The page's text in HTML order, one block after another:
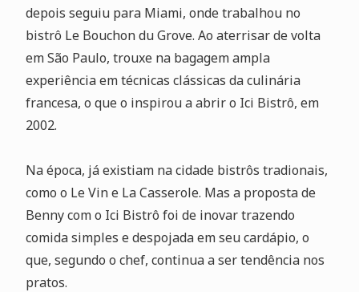
depois seguiu para Miami, onde trabalhou no
bistrô Le Bouchon du Grove. Ao aterrisar de volta
em São Paulo, trouxe na bagagem ampla
experiência em técnicas clássicas da culinária
francesa, o que o inspirou a abrir o Ici Bistrô, em
2002.
Na época, já existiam na cidade bistrôs tradionais,
como o Le Vin e La Casserole. Mas a proposta de
Benny com o Ici Bistrô foi de inovar trazendo
comida simples e despojada em seu cardápio, o
que, segundo o chef, continua a ser tendência nos
pratos.